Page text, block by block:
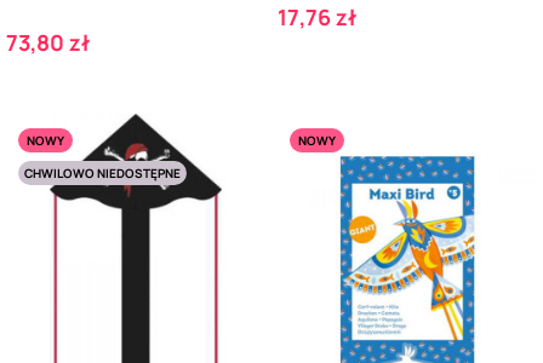
Cena
73,80 zł
Cena
17,76 zł
NOWY
CHWILOWO NIEDOSTĘPNE
NOWY